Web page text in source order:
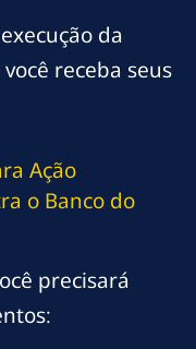
da
receba seus
Ação
o Banco do
precisará